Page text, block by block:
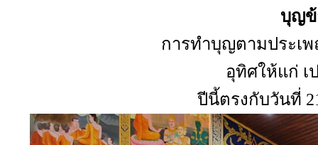
บุญข้
การทำบุญตามประเ
อุทิศให้แก่ เ
ปีนี้ตรงกับวันที่